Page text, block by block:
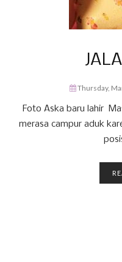
Thursday,
Foto Aska baru lahir
merasa campur aduk